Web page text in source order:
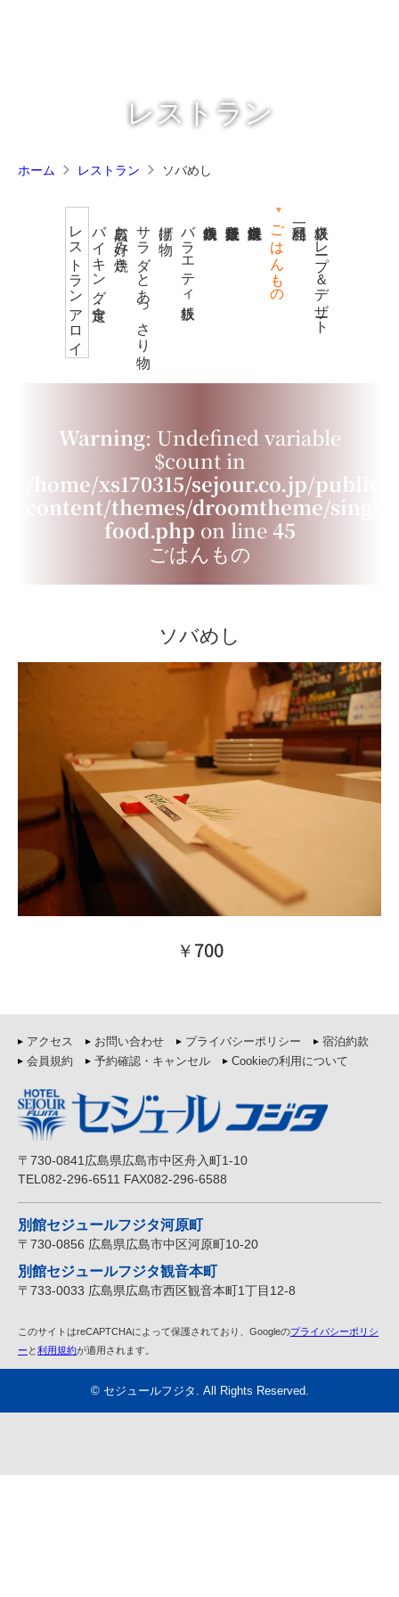
レストラン
ホーム レストラン ソバめし
レストラン アロイバイキング・定食広島お好み焼きサラダとあっさり物 揚げ物 バラエティ鉄板 肉鉄板焼き 野菜鉄板焼き 海鮮鉄板焼き ごはんもの 鉄板クレープ＆デザート
Warning: Undefined variable
$count in
/home/xs170315/sejour.co.jp/
content/themes/droomtheme/single-
food.php on line 45
ごはんもの
ソバめし
￥700
アクセス お問い合わせ プライバシーポリシー
宿泊約款
会員規約
予約確認・キャンセル Cookieの利用について
〒730-0841広島県広島市中区舟入町1-10
TEL082-296-6511 FAX082-296-6588
別館セジュールフジタ河原町
〒730-0856 広島県広島市中区河原町10-20
別館セジュールフジタ観音本町
〒733-0033 広島県広島市西区観音本町1丁目12-8
このサイトはreCAPTCHAによって保護されており、Googleのプライバシーポリシ
ー と利用規約が適用されます。
© セジュールフジタ . All Rights Reserved.